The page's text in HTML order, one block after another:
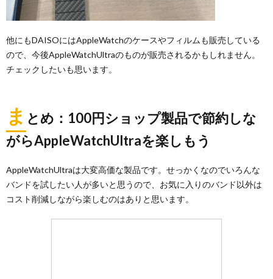
他にもDAISOにはAppleWatchのケースやフィルムも販売している
ので、今後AppleWatchUltraのものが販売されるかもしれません。
チェックしたいも思います。
ま とめ：100円ショップ製品で節約しな
がらAppleWatchUltraを楽しもう
AppleWatchUltraは大変高価な製品です。せっかくなのでいろんな
バンドを試したい人が多いと思うので、お気に入りのバンド以外は
コスト削減しながら楽しむのはありと思います。